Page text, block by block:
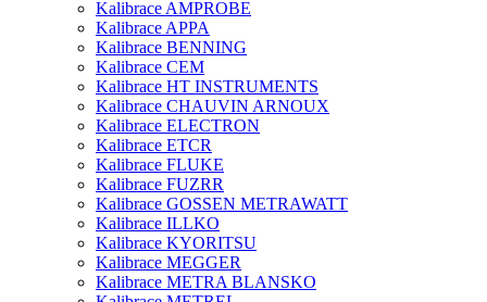
Kalibrace AMPROBE
Kalibrace APPA
Kalibrace BENNING
Kalibrace CEM
Kalibrace HT INSTRUMENTS
Kalibrace CHAUVIN ARNOUX
Kalibrace ELECTRON
Kalibrace ETCR
Kalibrace FLUKE
Kalibrace FUZRR
Kalibrace GOSSEN METRAWATT
Kalibrace ILLKO
Kalibrace KYORITSU
Kalibrace MEGGER
Kalibrace METRA BLANSKO